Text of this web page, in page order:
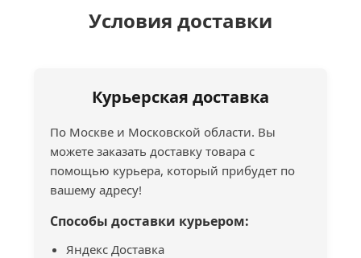
Условия доставки
Курьерская доставка
По Москве и Московской области. Вы
можете заказать доставку товара с
помощью курьера, который прибудет по
вашему адресу!
Способы доставки курьером:
Яндекс Доставка